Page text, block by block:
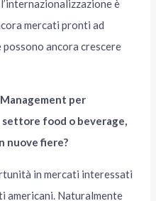
è
mercati pronti ad
ancora crescere
per
food o beverage,
nuove fiere?
in mercati interessati
americani. Naturalmente